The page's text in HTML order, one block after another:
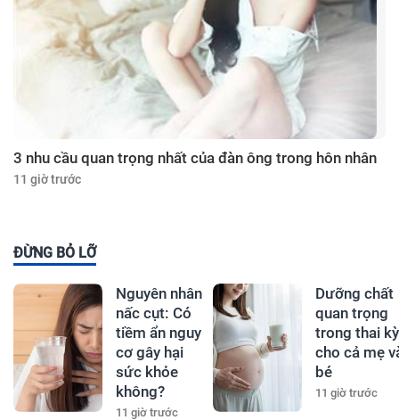
3 nhu cầu quan trọng nhất của đàn ông trong hôn nhân
11 giờ trước
ĐỪNG BỎ LỠ
Nguyên nhân
nấc cụt: Có
tiềm ẩn nguy
cơ gây hại
sức khỏe
không?
11 giờ trước
Dưỡng chất
quan trọng
trong thai kỳ
cho cả mẹ
bé
11 giờ trước